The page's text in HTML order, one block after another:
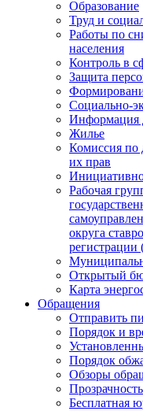
Образование
Труд и
Работы по
населения
Контроль в
Защита
Социально-
Информация
Жилье
Комиссия по
их прав
Рабочая
округа
регистрации
Открытый
Карта
Обращения
Отправить
Порядок и
Порядок
Обзоры
Прозрачность
Бесплатная